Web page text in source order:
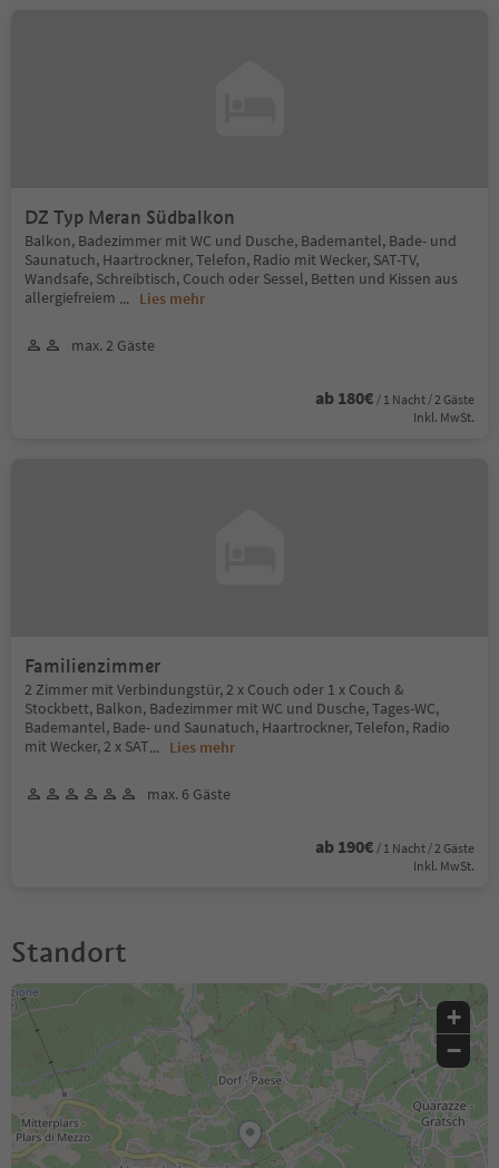
DZ Typ Meran Südbalkon
Balkon, Badezimmer mit WC und Dusche, Bademantel, Bade- und
Saunatuch, Haartrockner, Telefon, Radio mit Wecker, SAT-TV,
Wandsafe, Schreibtisch, Couch oder Sessel, Betten und Kissen aus
allergiefreiem ... Lies mehr
max. 2 Gäste
ab 180€ / 1 Nacht / 2 Gäste
Inkl. MwSt.
Familienzimmer
2 Zimmer mit Verbindungstür, 2 x Couch oder 1 x Couch &
Stockbett, Balkon, Badezimmer mit WC und Dusche, Tages-WC,
Bademantel, Bade- und Saunatuch, Haartrockner, Telefon, Radio
mit Wecker, 2 x SAT... Lies mehr
max. 6 Gäste
ab 190€ / 1 Nacht / 2 Gäste
Inkl. MwSt.
Standort
+
−